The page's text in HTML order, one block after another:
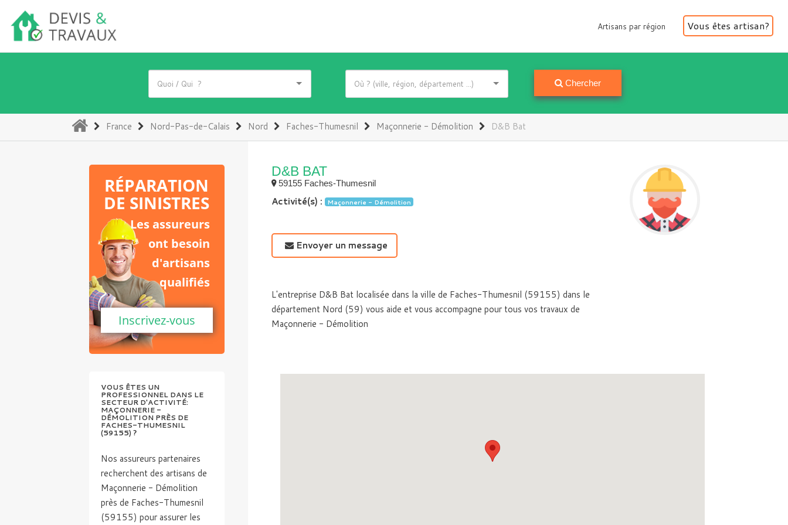
Artisans par région
Artisans par région Vous êtes artisan?
Chercher
(current)
France Nord-Pas-de-Calais Nord Faches-Thumesnil Maçonnerie - Démolition D&B Bat
D&B BAT
59155 Faches-Thumesnil
Activité(s) : Maçonnerie - Démolition
Envoyer un message
L'entreprise D&B Bat localisée dans la ville de Faches-Thumesnil (59155) dans le
département Nord (59) vous aide et vous accompagne pour tous vos travaux de
Maçonnerie - Démolition
RÉPARATION
DE SINISTRES
Les assureurs
ont besoin
d'artisans
qualifiés
Inscrivez-vous
VOUS ÊTES UN
PROFESSIONNEL DANS LE
SECTEUR D'ACTIVITÉ:
MAÇONNERIE -
DÉMOLITION PRÈS DE
FACHES-THUMESNIL
(59155) ?
Nos assureurs partenaires
recherchent des artisans de
Maçonnerie - Démolition
près de Faches-Thumesnil
(59155) pour assurer les